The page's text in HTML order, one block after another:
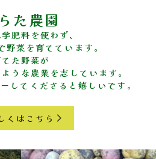
た農園
肥料を使わず、
野菜を育てています。
た野菜が
うな農業を志しています。
てくださると嬉しいです。
くはこちら